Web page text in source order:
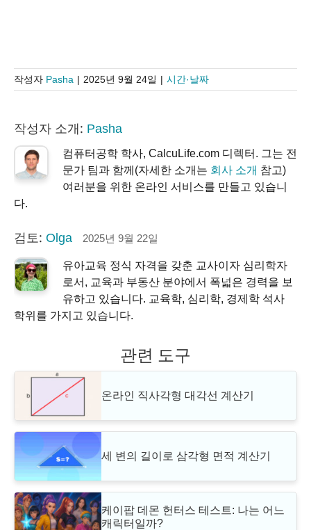
작성자 Pasha | 2025년 9월 24일 | 시간·날짜
작성자 소개: Pasha
컴퓨터공학 학사, CalcuLife.com 디렉터. 그는 전
문가 팀과 함께(자세한 소개는 회사 소개 참고)
여러분을 위한 온라인 서비스를 만들고 있습니
다.
검토: Olga 2025년 9월 22일
유아교육 정식 자격을 갖춘 교사이자 심리학자
로서, 교육과 부동산 분야에서 폭넓은 경력을 보
유하고 있습니다. 교육학, 심리학, 경제학 석사
학위를 가지고 있습니다.
관련 도구
온라인 직사각형 대각선 계산기
세 변의 길이로 삼각형 면적 계산기
케이팝 데몬 헌터스 테스트: 나는 어느
캐릭터일까?